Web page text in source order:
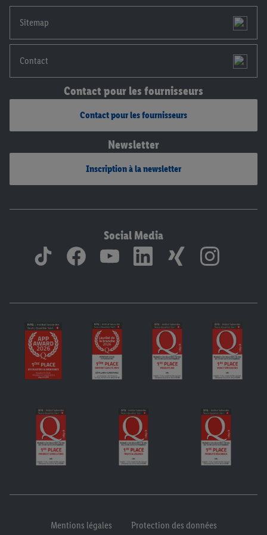
Sitemap
Contact
Contact pour les fournisseurs
Contact pour les fournisseurs
Newsletter
Inscription à la newsletter
Social Media
Mentions légales Protection des données
mentions légales, c’est ici.